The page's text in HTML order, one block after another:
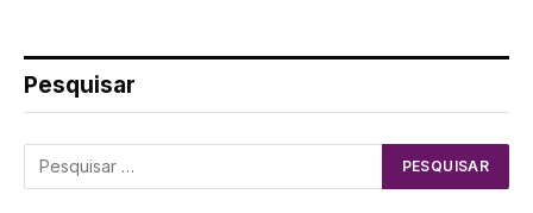
Pesquisar